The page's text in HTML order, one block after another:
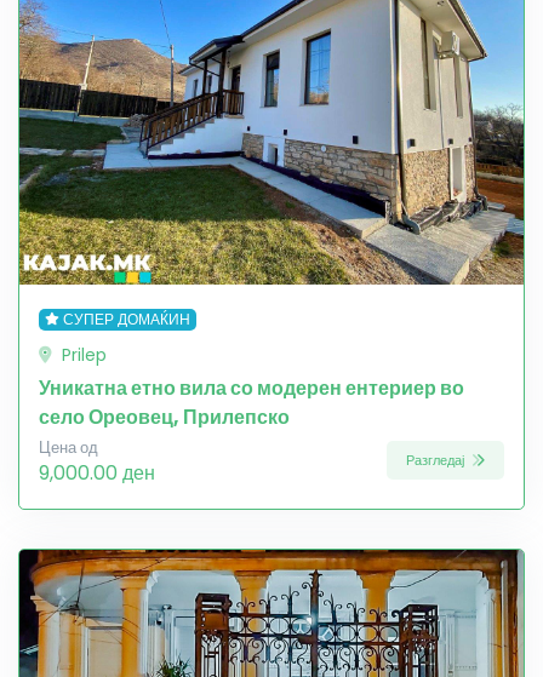
СУПЕР ДОМАЌИН
Prilep
Уникатна етно вила со модерен ентериер во
село Ореовец, Прилепско
Цена од
9,000.00 ден Разгледај